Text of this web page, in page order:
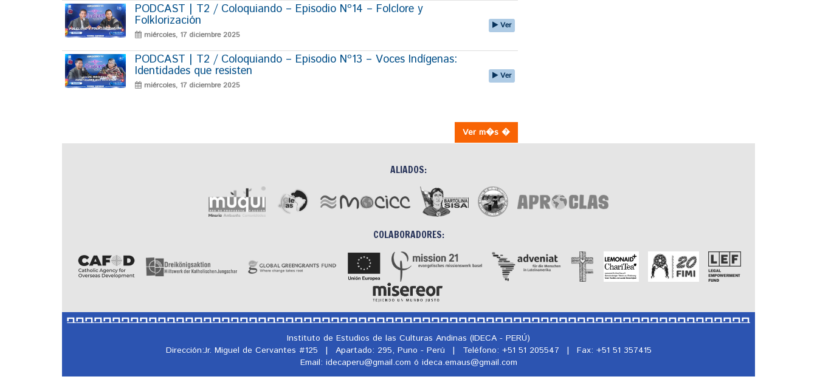
PODCAST | T2 / Coloquiando – Episodio Nº14 – Folclore y
Folklorización
miércoles, 17 diciembre 2025
Ver
PODCAST | T2 / Coloquiando – Episodio Nº13 – Voces Indígenas:
Identidades que resisten
miércoles, 17 diciembre 2025
Ver
Ver m�s �
ALIADOS:
COLABORADORES:
Instituto de Estudios de las Culturas Andinas (IDECA - PERÚ)
Dirección:Jr. Miguel de Cervantes #125
| Apartado: 295, Puno - Perú | Teléfono: +51 51 205547 |
Fax: +51 51 357415
Email: idecaperu@gmail.com ó ideca.emaus@gmail.com